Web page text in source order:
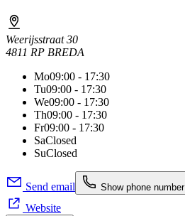
Weerijsstraat 30
4811 RP BREDA
Mo09:00 - 17:30
Tu09:00 - 17:30
We09:00 - 17:30
Th09:00 - 17:30
Fr09:00 - 17:30
SaClosed
SuClosed
Send email Show phone number
Website